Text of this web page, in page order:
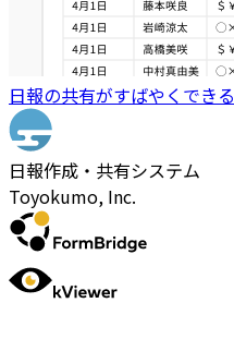
日報の共有がすばやくできる
日報作成・共有システム
Toyokumo, Inc.